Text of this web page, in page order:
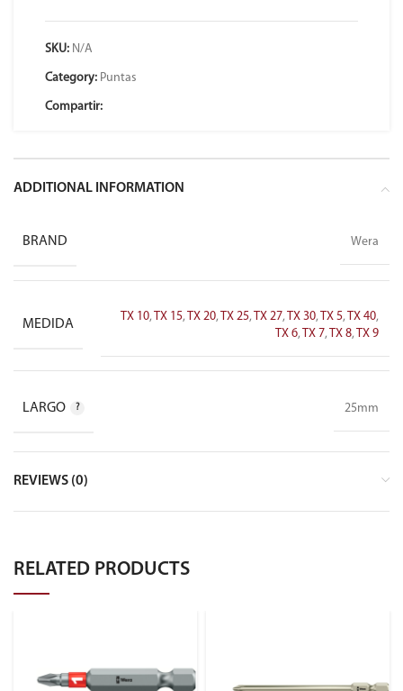
SKU: N/A
Category: Puntas
Compartir:
ADDITIONAL INFORMATION
BRAND Wera
MEDIDA
TX 10, TX 15, TX 20, TX 25, TX 27, TX 30, TX 5, TX 40,
TX 6, TX 7, TX 8, TX 9
LARGO 25mm
REVIEWS (0)
RELATED PRODUCTS